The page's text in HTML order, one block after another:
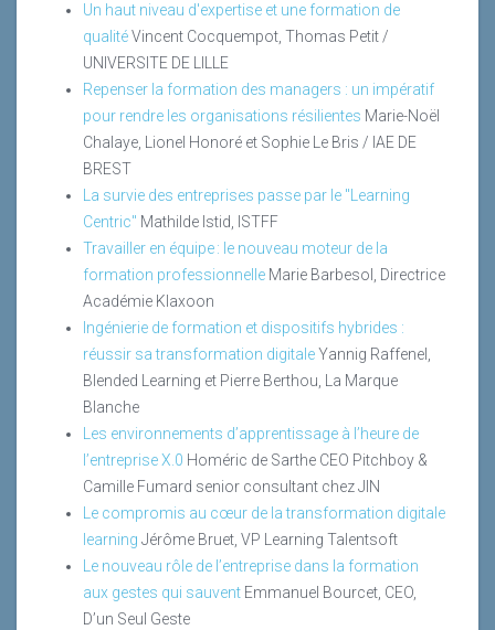
Un haut niveau d'expertise et une formation de
qualitéVincent Cocquempot, Thomas Petit /
UNIVERSITE DE LILLE
Repenser la formation des managers : un impératif
pour rendre les organisations résilientes Marie-Noël
Chalaye, Lionel Honoré et Sophie Le Bris / IAE DE
BREST
La survie des entreprises passe par le "Learning
Centric" Mathilde Istid, ISTFF
Travailler en équipe : le nouveau moteur de la
formation professionnelle Marie Barbesol, Directrice
Académie Klaxoon
Ingénierie de formation et dispositifs hybrides :
réussir sa transformation digitaleYannig Raffenel,
Blended Learning et Pierre Berthou, La Marque
Blanche
Les environnements d’apprentissage à l’heure de
l’entreprise X.0 Homéric de Sarthe CEO Pitchboy &
Camille Fumard senior consultant chez JIN
Le compromis au cœur de la transformation digitale
learning Jérôme Bruet, VP Learning Talentsoft
Le nouveau rôle de l’entreprise dans la formation
aux gestes qui sauvent Emmanuel Bourcet, CEO,
D’un Seul Geste